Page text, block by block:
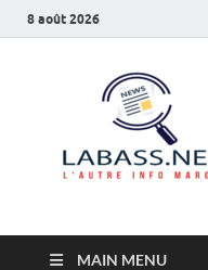
8 août 2026
MAIN MENU